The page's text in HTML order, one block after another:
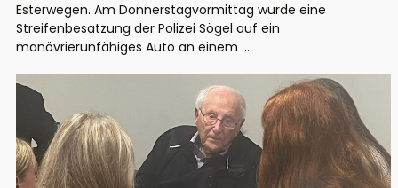
Esterwegen. Am Donnerstagvormittag wurde eine
Streifenbesatzung der Polizei Sögel auf ein
manövrierunfähiges Auto an einem ...